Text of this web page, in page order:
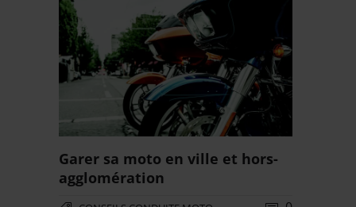
Garer sa moto en ville et hors-
agglomération